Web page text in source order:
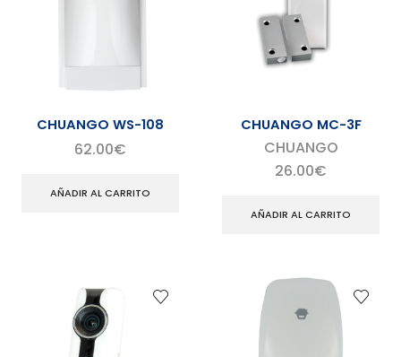
CHUANGO WS-108
62.00€
AÑADIR AL CARRITO
CHUANGO MC-3F
CHUANGO
26.00€
AÑADIR AL CARRITO